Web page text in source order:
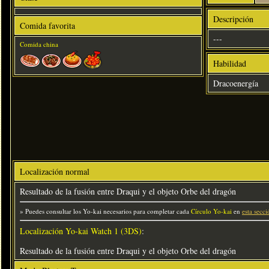
Comida favorita
Comida china
Descripción
---
Habilidad
Dracoenergía
Localización normal
Resultado de la fusión entre Draqui y el objeto Orbe del dragón
» Puedes consultar los Yo-kai necesarios para completar cada Círculo Yo-kai en esta
Localización Yo-kai Watch 1 (3DS):
Resultado de la fusión entre Draqui y el objeto Orbe del dragón